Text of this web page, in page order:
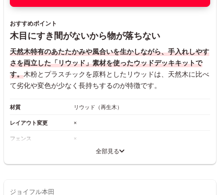
おすすめポイント
木目にすき間がないから物が落ちない
天然木特有のあたたかみや風合いを生かしながら、手入れしやす
さを両立した「リウッド」素材を使ったウッドデッキキットで
す。木粉とプラスチックを原料としたリウッドは、天然木に比べ
て劣化や変色が少なく長持ちするのが特徴です。
材質 リウッド（再生木）
レイアウト変更 ×
フェンス ×
全部見る
ジョイフル本田